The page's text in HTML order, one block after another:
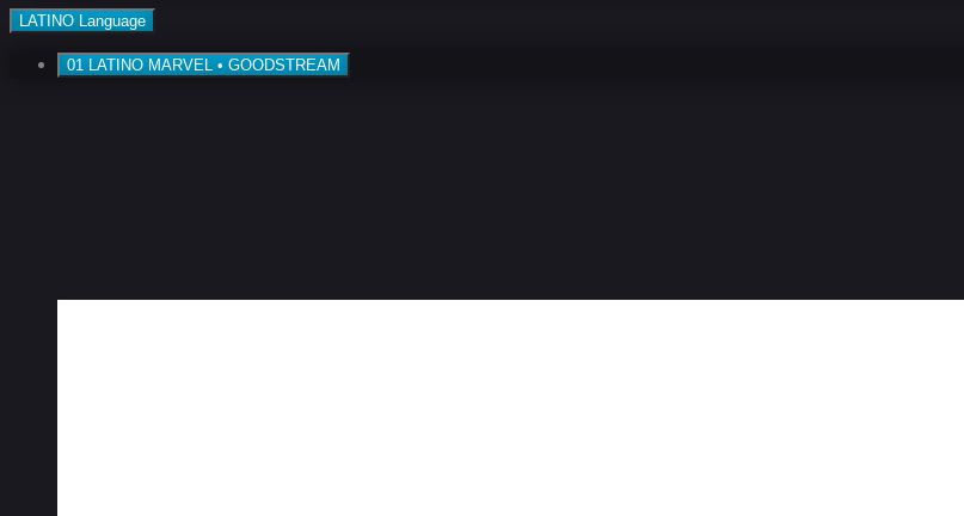
LATINO Language
01 LATINO MARVEL • GOODSTREAM